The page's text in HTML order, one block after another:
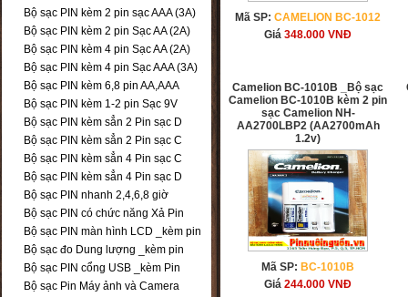
Bộ sạc PIN kèm 2 pin sạc AAA (3A)
Bộ sạc PIN kèm 2 pin Sạc AA (2A)
Bộ sạc PIN kèm 4 pin Sạc AA (2A)
Bộ sạc PIN kèm 4 pin Sạc AAA (3A)
Bộ sạc PIN kèm 6,8 pin AA,AAA
Bộ sạc PIN kèm 1-2 pin Sạc 9V
Bộ sạc PIN kèm sẳn 2 Pin sạc D
Bộ sạc PIN kèm sẳn 2 Pin sạc C
Bộ sạc PIN kèm sẳn 4 Pin sạc C
Bộ sạc PIN kèm sẳn 4 Pin sạc D
Bộ sạc PIN nhanh 2,4,6,8 giờ
Bộ sạc PIN có chức năng Xả Pin
Bộ sạc PIN màn hình LCD _kèm pin
Bộ sạc đo Dung lượng _kèm pin
Bộ sạc PIN cổng USB _kèm Pin
Bộ sạc Pin Máy ảnh và Camera
Mã SP:CAMELION BC-1012
Giá348.000VNĐ
Camelion BC-1010B _Bộ sạc
Camelion BC-1010B kèm 2 pin
sạc Camelion NH-
AA2700LBP2 (AA2700mAh
1.2v)
Mã SP: BC-1010B
Giá244.000VNĐ